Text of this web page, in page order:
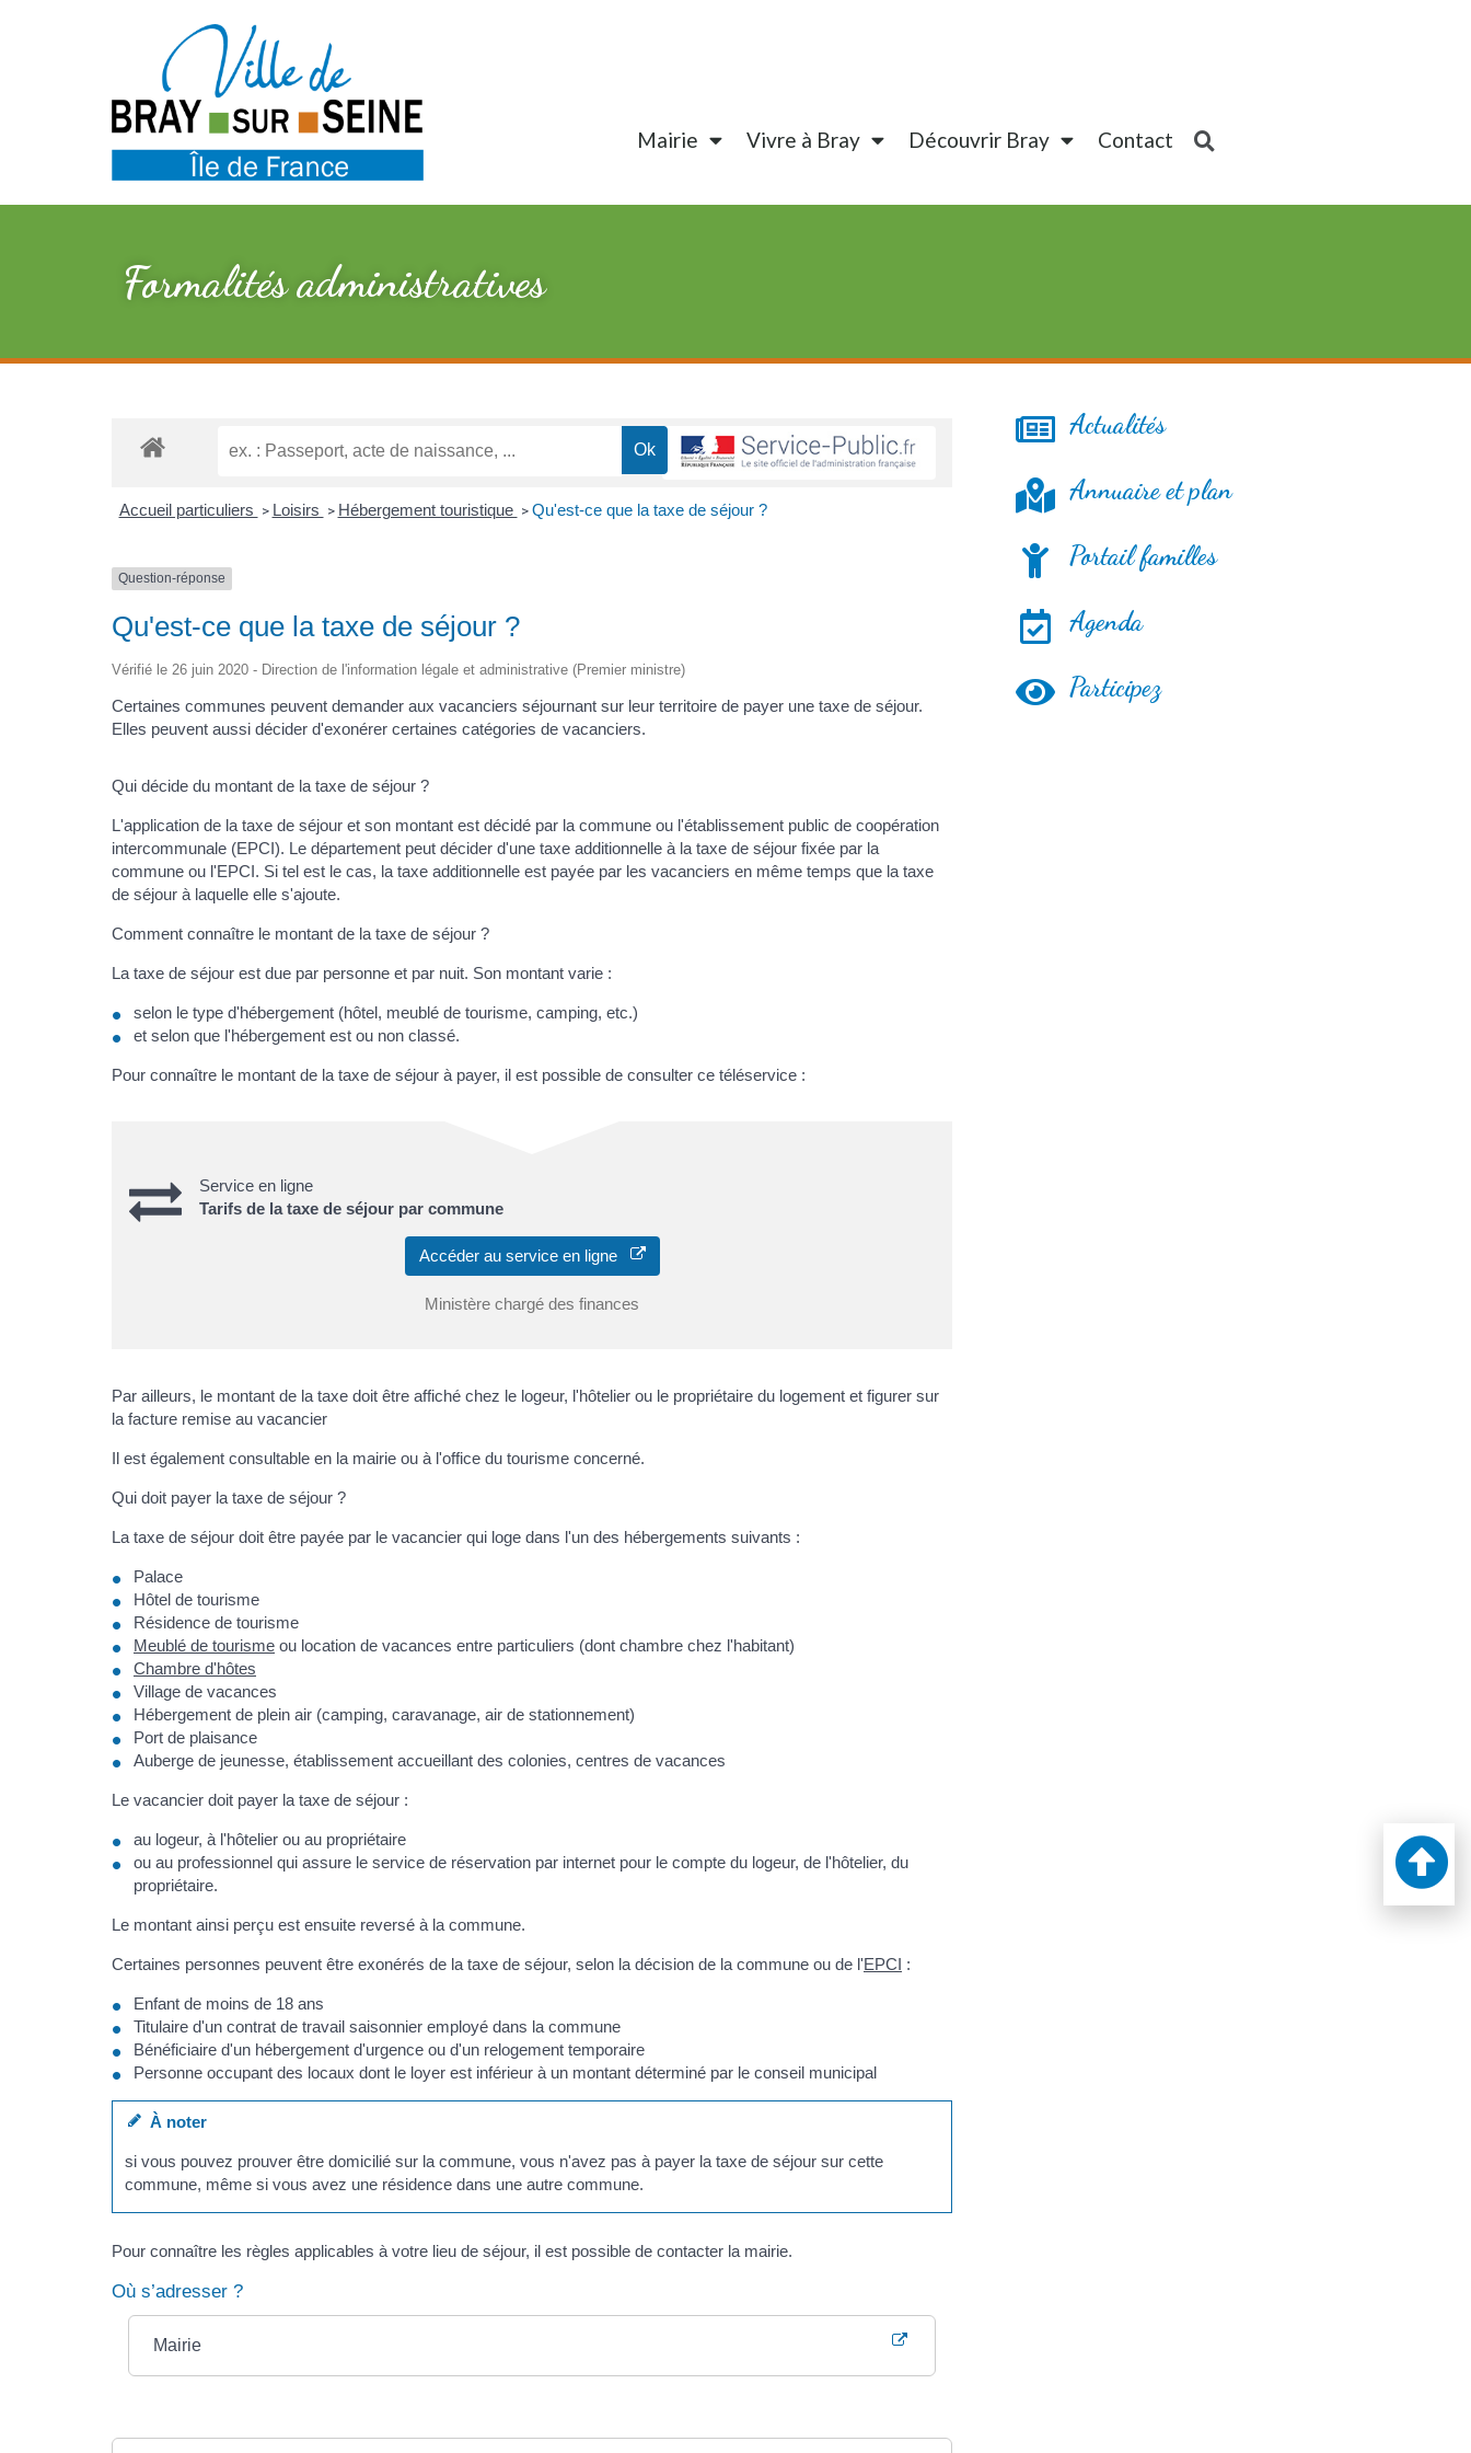
Mairie Vivre à Bray Découvrir Bray Contact
Formalités administratives
Accueil particuliers > Loisirs > Hébergement touristique > Qu'est-ce que la taxe de séjour ?
Question-réponse
Qu'est-ce que la taxe de séjour ?
Vérifié le 26 juin 2020 - Direction de l'information légale et administrative (Premier ministre)
Certaines communes peuvent demander aux vacanciers séjournant sur leur territoire de payer une taxe de séjour.
Elles peuvent aussi décider d'exonérer certaines catégories de vacanciers.
Qui décide du montant de la taxe de séjour ?
L'application de la taxe de séjour et son montant est décidé par la commune ou l'établissement public de coopération
intercommunale (EPCI). Le département peut décider d'une taxe additionnelle à la taxe de séjour fixée par la
commune ou l'EPCI. Si tel est le cas, la taxe additionnelle est payée par les vacanciers en même temps que la taxe
de séjour à laquelle elle s'ajoute.
Comment connaître le montant de la taxe de séjour ?
La taxe de séjour est due par personne et par nuit. Son montant varie :
selon le type d'hébergement (hôtel, meublé de tourisme, camping, etc.)
et selon que l'hébergement est ou non classé.
Pour connaître le montant de la taxe de séjour à payer, il est possible de consulter ce téléservice :
Service en ligne
Tarifs de la taxe de séjour par commune
Accéder au service en ligne
Ministère chargé des finances
Par ailleurs, le montant de la taxe doit être affiché chez le logeur, l'hôtelier ou le propriétaire du logement et figurer sur
la facture remise au vacancier
Il est également consultable en la mairie ou à l'office du tourisme concerné.
Qui doit payer la taxe de séjour ?
La taxe de séjour doit être payée par le vacancier qui loge dans l'un des hébergements suivants :
Palace
Hôtel de tourisme
Résidence de tourisme
Meublé de tourisme ou location de vacances entre particuliers (dont chambre chez l'habitant)
Chambre d'hôtes
Village de vacances
Hébergement de plein air (camping, caravanage, air de stationnement)
Port de plaisance
Auberge de jeunesse, établissement accueillant des colonies, centres de vacances
Le vacancier doit payer la taxe de séjour :
au logeur, à l'hôtelier ou au propriétaire
ou au professionnel qui assure le service de réservation par internet pour le compte du logeur, de l'hôtelier, du
propriétaire.
Le montant ainsi perçu est ensuite reversé à la commune.
Certaines personnes peuvent être exonérés de la taxe de séjour, selon la décision de la commune ou de l'EPCI :
Enfant de moins de 18 ans
Titulaire d'un contrat de travail saisonnier employé dans la commune
Bénéficiaire d'un hébergement d'urgence ou d'un relogement temporaire
Personne occupant des locaux dont le loyer est inférieur à un montant déterminé par le conseil municipal
À noter
si vous pouvez prouver être domicilié sur la commune, vous n'avez pas à payer la taxe de séjour sur cette
commune, même si vous avez une résidence dans une autre commune.
Pour connaître les règles applicables à votre lieu de séjour, il est possible de contacter la mairie.
Où s’adresser ?
Mairie
Actualités
Annuaire et plan
Portail familles
Agenda
Participez